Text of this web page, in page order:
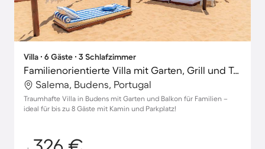
Villa ∙ 6 Gäste ∙ 3 Schlafzimmer
Familienorientierte Villa mit Garten, Grill und Terrasse | Perfekt für die Arbeit von Zuhause
Salema, Budens, Portugal
Traumhafte Villa in Budens mit Garten und Balkon für Familien –
ideal für bis zu 8 Gäste mit Kamin und Parkplatz!